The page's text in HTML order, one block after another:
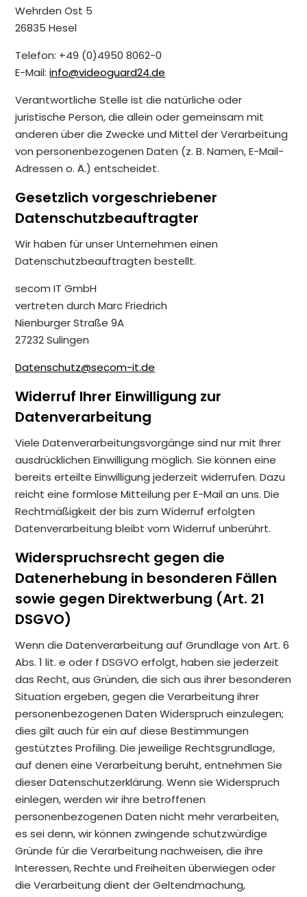
Wehrden Ost 5
26835 Hesel
Telefon: +49 (0)4950 8062-0
E-Mail:info@videoguard24.de
Verantwortliche Stelle ist die natürliche oder
juristische Person, die allein oder gemeinsam mit
anderen über die Zwecke und Mittel der Verarbeitung
von personenbezogenen Daten (z. B. Namen, E-Mail-
Adressen o. Ä.) entscheidet.
Gesetzlich vorgeschriebener
Datenschutzbeauftragter
Wir haben für unser Unternehmen einen
Datenschutzbeauftragten bestellt.
secom IT GmbH
vertreten durch Marc Friedrich
Nienburger Straße 9A
27232 Sulingen
Datenschutz@secom-it.de
Widerruf Ihrer Einwilligung zur
Datenverarbeitung
Viele Datenverarbeitungsvorgänge sind nur mit Ihrer
ausdrücklichen Einwilligung möglich. Sie können eine
bereits erteilte Einwilligung jederzeit widerrufen. Dazu
reicht eine formlose Mitteilung per E-Mail an uns. Die
Rechtmäßigkeit der bis zum Widerruf erfolgten
Datenverarbeitung bleibt vom Widerruf unberührt.
Widerspruchsrecht gegen die
Datenerhebung in besonderen Fällen
sowie gegen Direktwerbung (Art. 21
DSGVO)
Wenn die Datenverarbeitung auf Grundlage von Art. 6
Abs. 1 lit. e oder f DSGVO erfolgt, haben sie jederzeit
das Recht, aus Gründen, die sich aus ihrer besonderen
Situation ergeben, gegen die Verarbeitung ihrer
personenbezogenen Daten Widerspruch einzulegen;
dies gilt auch für ein auf diese Bestimmungen
gestütztes Profiling. Die jeweilige Rechtsgrundlage,
auf denen eine Verarbeitung beruht, entnehmen Sie
dieser Datenschutzerklärung. Wenn sie Widerspruch
einlegen, werden wir ihre betroffenen
personenbezogenen Daten nicht mehr verarbeiten,
es sei denn, wir können zwingende schutzwürdige
Gründe für die Verarbeitung nachweisen, die ihre
Interessen, Rechte und Freiheiten überwiegen oder
die Verarbeitung dient der Geltendmachung,